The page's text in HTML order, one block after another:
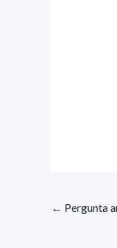
← Pergunta